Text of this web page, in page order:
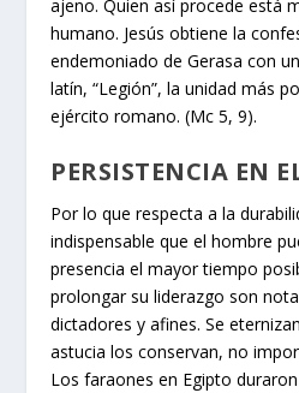
ajeno. Quien así procede está
humano. Jesús obtiene la
endemoniado de Gerasa con
latín, “Legión”, la unidad más
ejército romano. (Mc 5, 9).
PERSISTENCIA EN
Por lo que respecta a la
indispensable que el hombre
presencia el mayor tiempo
prolongar su liderazgo son
dictadores y afines. Se
astucia los conservan, no
Los faraones en Egipto